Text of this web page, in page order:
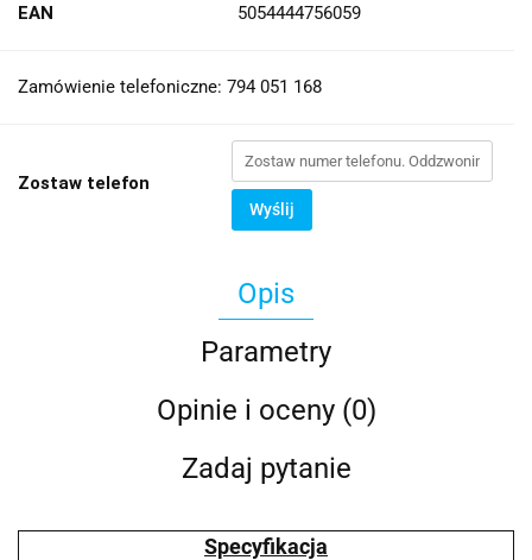
EAN 5054444756059
Zamówienie telefoniczne: 794 051 168
Zostaw telefon
Wyślij
Opis
Parametry
Opinie i oceny (0)
Zadaj pytanie
Specyfikacja